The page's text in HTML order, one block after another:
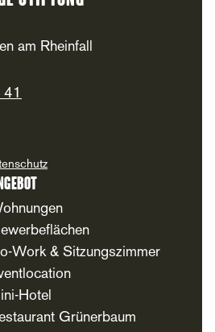
am Rheinfall
Work & Sitzungszimmer
Hotel
Grünerbaum